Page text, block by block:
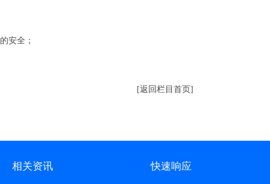
安全；
[返回栏目首页]
相关资讯 快速响应